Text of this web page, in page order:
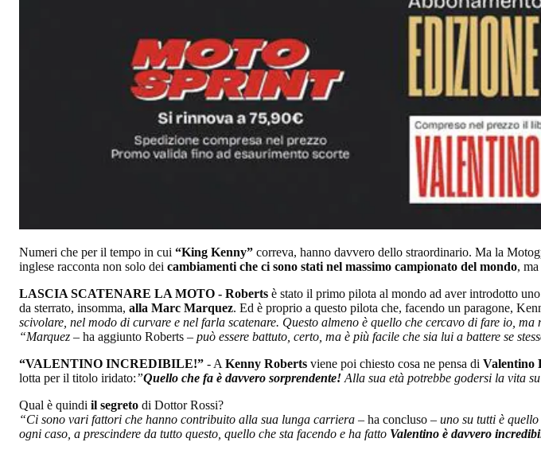
Numeri che per il tempo in cui “King Kenny” correva, hanno davvero dello straordinario. Ma la
inglese racconta non solo dei cambiamenti che ci sono stati nel massimo campionato del mondo,
LASCIA SCATENARE LA MOTO - Roberts è stato il primo pilota al mondo ad aver introdotto
da sterrato, insomma, alla Marc Marquez. Ed è proprio a questo pilota che, facendo un paragone,
scivolare, nel modo di curvare e nel farla scatenare. Questo almeno è quello che cercavo di fare io, ma
“Marquez – ha aggiunto Roberts – può essere battuto, certo, ma è più facile che sia lui a battere se
“VALENTINO INCREDIBILE!” - A Kenny Roberts viene poi chiesto cosa ne pensa di Valentino
lotta per il titolo iridato:”Quello che fa è davvero sorprendente! Alla sua età potrebbe godersi la vita
Qual è quindi il segreto di Dottor Rossi?
“Ci sono vari fattori che hanno contribuito alla sua lunga carriera – ha concluso – uno su tutti è
ogni caso, a prescindere da tutto questo, quello che sta facendo e ha fatto Valentino è davvero